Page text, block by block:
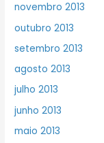
novembro 2013
outubro 2013
setembro 2013
agosto 2013
julho 2013
junho 2013
maio 2013